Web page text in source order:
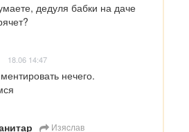
дедуля бабки на даче
18.06 14:47
нечего.
Изяcлав